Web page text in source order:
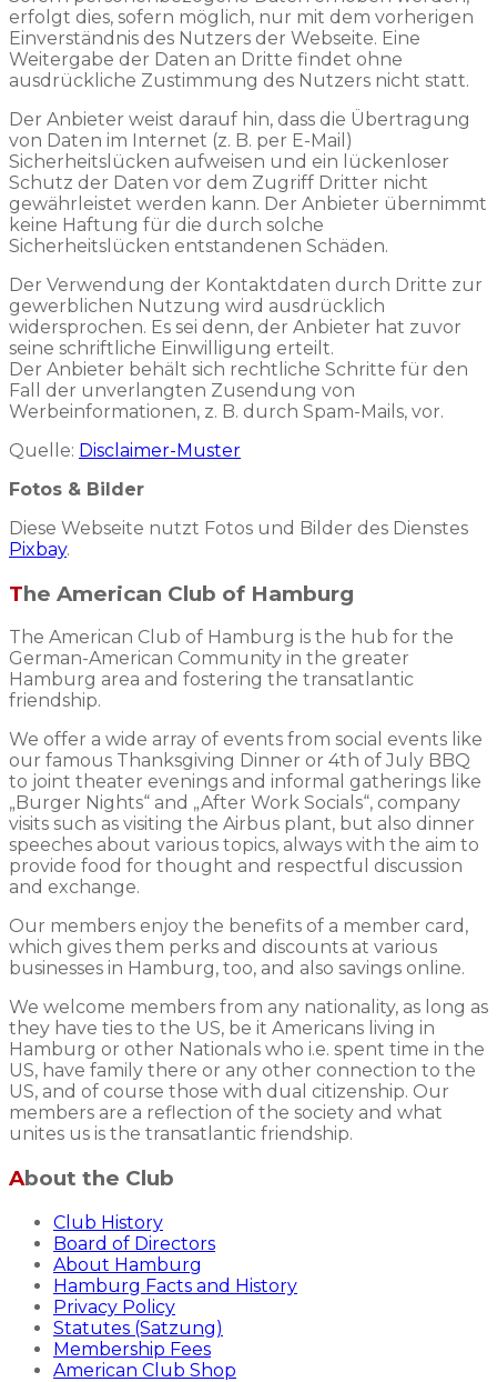
erfolgt dies, sofern möglich, nur mit dem vorherigen
Einverständnis des Nutzers der Webseite. Eine
Weitergabe der Daten an Dritte findet ohne
ausdrückliche Zustimmung des Nutzers nicht statt.
Der Anbieter weist darauf hin, dass die Übertragung
von Daten im Internet (z. B. per E-Mail)
Sicherheitslücken aufweisen und ein lückenloser
Schutz der Daten vor dem Zugriff Dritter nicht
gewährleistet werden kann. Der Anbieter übernimmt
keine Haftung für die durch solche
Sicherheitslücken entstandenen Schäden.
Der Verwendung der Kontaktdaten durch Dritte zur
gewerblichen Nutzung wird ausdrücklich
widersprochen. Es sei denn, der Anbieter hat zuvor
seine schriftliche Einwilligung erteilt.
Der Anbieter behält sich rechtliche Schritte für den
Fall der unverlangten Zusendung von
Werbeinformationen, z. B. durch Spam-Mails, vor.
Quelle: Disclaimer-Muster
Fotos & Bilder
Diese Webseite nutzt Fotos und Bilder des Dienstes
Pixbay.
The American Club of Hamburg
The American Club of Hamburg is the hub for the
German-American Community in the greater
Hamburg area and fostering the transatlantic
friendship.
We offer a wide array of events from social events like
our famous Thanksgiving Dinner or 4th of July BBQ
to joint theater evenings and informal gatherings like
„Burger Nights“ and „After Work Socials“, company
visits such as visiting the Airbus plant, but also dinner
speeches about various topics, always with the aim to
provide food for thought and respectful discussion
and exchange.
Our members enjoy the benefits of a member card,
which gives them perks and discounts at various
businesses in Hamburg, too, and also savings online.
We welcome members from any nationality, as long as
they have ties to the US, be it Americans living in
Hamburg or other Nationals who i.e. spent time in the
US, have family there or any other connection to the
US, and of course those with dual citizenship. Our
members are a reflection of the society and what
unites us is the transatlantic friendship.
About the Club
Club History
Board of Directors
About Hamburg
Hamburg Facts and History
Privacy Policy
Statutes (Satzung)
Membership Fees
American Club Shop